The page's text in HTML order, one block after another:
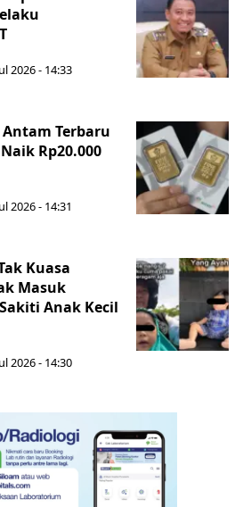
2026 - 14:33
Terbaru
Rp20.000
2026 - 14:31
Kuasa
Masuk
Anak Kecil
2026 - 14:30